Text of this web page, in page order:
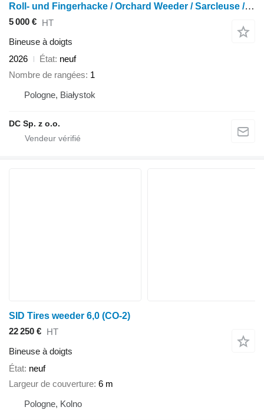
Roll- und Fingerhacke / Orchard Weeder / Sarcleuse / Pielnik
5 000 € HT
Bineuse à doigts
2026
État neuf
Nombre de rangées 1
Pologne, Białystok
DC Sp. z o.o.
SID Tires weeder 6,0 (CO-2)
22 250 € HT
Bineuse à doigts
État neuf
Largeur de couverture 6 m
Pologne, Kolno